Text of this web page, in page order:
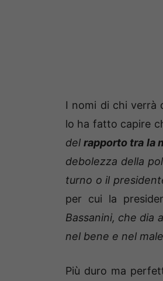
I nomi di chi verrà
lo ha fatto capire
delrapporto tra la
debolezza della
turno o il
per cui la
Bassanini, che dia
nel bene e nel male
Più duro ma